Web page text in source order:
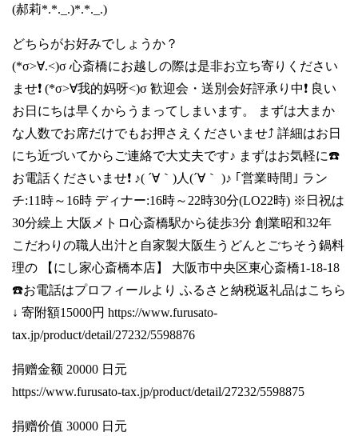
(郝莉*.*._.)*.*._.)
どちらがお好みでしょうか？
(*σ>∀.<)σ 心斎橋にお越しの際は是非お立ち寄りください
ませ❗ (*σ>∀我的妈呀<)σ 歓迎会・送別会好評承り中❗ 良い
お日にちは早くからうまってしまいます。 まずは大まか
な人数でお席だけでもお押さえくださいませ⤴️ 詳細はお日
にち近づいてからご連絡で大丈夫です♪ まずはお気軽に☎️
お電話くださいませ❗ ♪( ´∀｀)人(´∀｀ )♪ ｢営業時間｣ ラン
チ:11時～16時 ディナー:16時～22時30分(LO22時) ※日祝は
30分繰上 大阪メトロ心斎橋駅から徒歩3分 創業昭和32年
こだわりの職人出汁と自家製大阪生うどんとごちそう鍋料
理の 【にし家心斎橋本店】 大阪市中央区東心斎橋1-18-18
☎️お電話はプロフィールより ふるさと納税返礼品はこちら
↓ 寄附額15000円 https://www.furusato-
tax.jp/product/detail/27232/5598876
捐赠金额 20000 日元
https://www.furusato-tax.jp/product/detail/27232/5598875
捐赠价值 30000 日元